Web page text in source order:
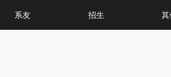
系友 招生